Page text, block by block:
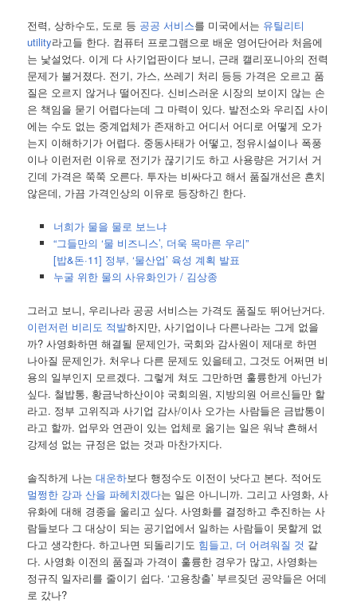
전력, 상하수도, 도로 등 공공 서비스를 미국에서는 유틸리티
utility라고들 한다. 컴퓨터 프로그램으로 배운 영어단어라 처음에
는 낯설었다. 이게 다 사기업판이다 보니, 근래 캘리포니아의 전력
문제가 불거졌다. 전기, 가스, 쓰레기 처리 등등 가격은 오르고 품
질은 오르지 않거나 떨어진다. 신비스러운 시장의 보이지 않는 손
은 책임을 묻기 어렵다는데 그 마력이 있다. 발전소와 우리집 사이
에는 수도 없는 중계업체가 존재하고 어디서 어디로 어떻게 오가
는지 이해하기가 어렵다. 중동사태가 어떻고, 정유시설이나 폭풍
이나 이런저런 이유로 전기가 끊기기도 하고 사용량은 거기서 거
긴데 가격은 쭉쭉 오른다. 투자는 비싸다고 해서 품질개선은 흔치
않은데, 가끔 가격인상의 이유로 등장하긴 한다.
너희가 물을 물로 보느냐
“그들만의 ‘물 비즈니스’, 더욱 목마른 우리”
[밥&돈·11] 정부, ‘물산업’ 육성 계획 발표
누굴 위한 물의 사유화인가 / 김상종
그러고 보니, 우리나라 공공 서비스는 가격도 품질도 뛰어난거다.
이런저런 비리도 적발하지만, 사기업이나 다른나라는 그게 없을
까? 사영화하면 해결될 문제인가, 국회와 감사원이 제대로 하면
나아질 문제인가. 처우나 다른 문제도 있을테고, 그것도 어쩌면 비
용의 일부인지 모르겠다. 그렇게 쳐도 그만하면 훌륭한게 아닌가
싶다. 철밥통, 황금낙하산이야 국회의원, 지방의원 어르신들만 할
라고. 정부 고위직과 사기업 감사/이사 오가는 사람들은 금밥통이
라고 할까. 업무와 연관이 있는 업체로 옮기는 일은 워낙 흔해서
강제성 없는 규정은 없는 것과 마찬가지다.
솔직하게 나는대운하보다 행정수도 이전이 낫다고 본다. 적어도
멀쩡한 강과 산을 파헤치겠다는 일은 아니니까. 그리고 사영화, 사
유화에 대해 경종을 울리고 싶다. 사영화를 결정하고 추진하는 사
람들보다 그 대상이 되는 공기업에서 일하는 사람들이 못할게 없
다고 생각한다. 하고나면 되돌리기도 힘들고, 더 어려워질 것 같
다. 사영화 이전의 품질과 가격이 훌륭한 경우가 많고, 사영화는
정규직 일자리를 줄이기 쉽다. ‘고용창출’ 부르짖던 공약들은 어데
로 갔나?